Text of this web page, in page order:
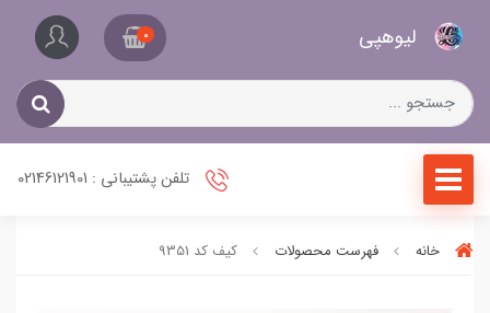
لیو‌هپی 0
تلفن پشتیبانی : 02146121901
خانه فهرست محصولات کیف کد 9351